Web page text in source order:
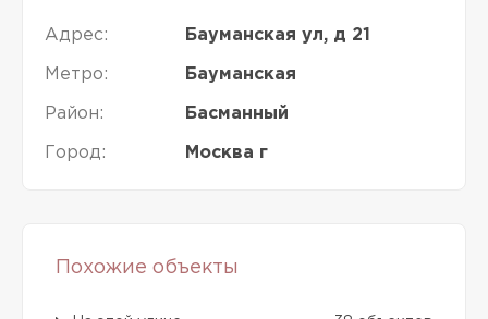
Адрес: Бауманская ул, д 21
Метро: Бауманская
Район: Басманный
Город: Москва г
Похожие объекты